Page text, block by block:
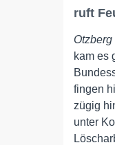
ruft
Otzberg
kam es
fingen
zügig
unter